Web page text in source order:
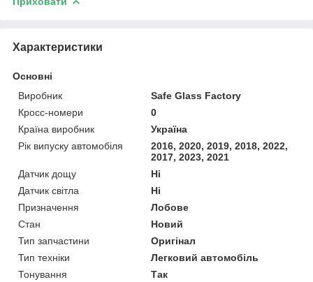
Характеристики
Основні
Виробник
Safe Glass Factory
Кросс-номери
0
Країна виробник
Україна
Рік випуску автомобіля
2016, 2020, 2019, 2018, 2022,
2017, 2023, 2021
Датчик дощу
Ні
Датчик світла
Ні
Призначення
Лобове
Стан
Новий
Тип запчастини
Оригінал
Тип техніки
Легковий автомобіль
Тонування
Так